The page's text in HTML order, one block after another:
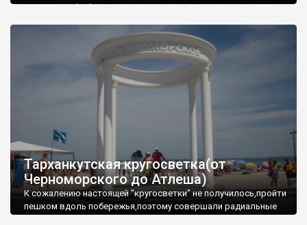
запрошую відвідати це
Тарханкутская кругосветка(от
Черноморского до Атлеша)
К сожалению настоящей "кругосветки" не получилось,пройти
пешком вдоль побережья,поэтому совершали радиальные